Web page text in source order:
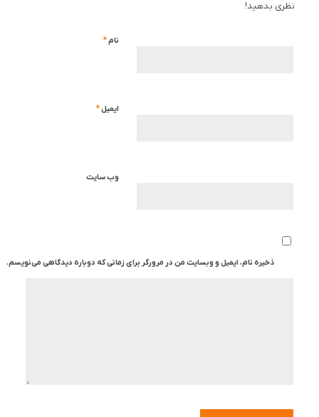
نظری بدهید!
نام*
ایمیل*
وب‌ سایت
ذخیره نام، ایمیل و وبسایت من در مرورگر برای زمانی که دوباره دیدگاهی می‌نویسم.